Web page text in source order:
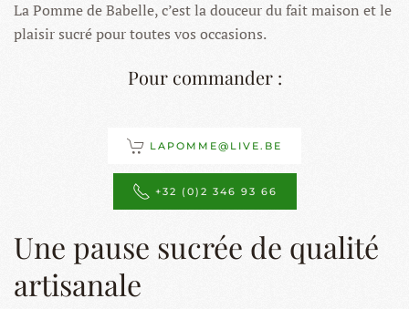
La Pomme de Babelle, c’est la douceur du fait maison et le
plaisir sucré pour toutes vos occasions.
Pour commander :
LAPOMME@LIVE.BE
+32 (0)2 346 93 66
Une pause sucrée de qualité
artisanale